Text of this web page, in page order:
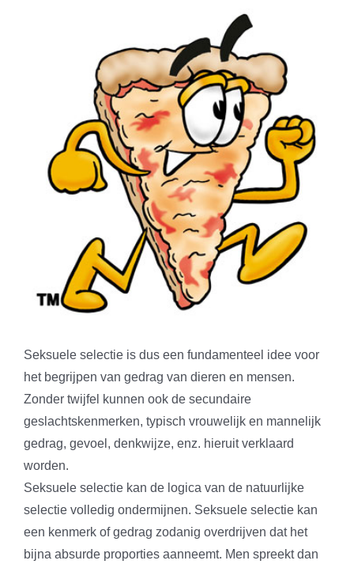
Seksuele selectie is dus een fundamenteel idee voor
het begrijpen van gedrag van dieren en mensen.
Zonder twijfel kunnen ook de secundaire
geslachtskenmerken, typisch vrouwelijk en mannelijk
gedrag, gevoel, denkwijze, enz. hieruit verklaard
worden.
Seksuele selectie kan de logica van de natuurlijke
selectie volledig ondermijnen. Seksuele selectie kan
een kenmerk of gedrag zodanig overdrijven dat het
bijna absurde proporties aanneemt. Men spreekt dan